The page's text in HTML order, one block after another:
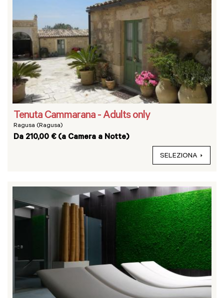
Tenuta Cammarana - Adults only
Ragusa (Ragusa)
Da 210,00 € (a Camera a Notte)
SELEZIONA